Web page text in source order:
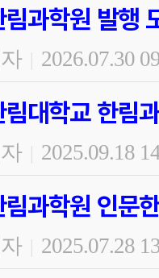
림과학원 발행
| 2026.07.30
림대학교 한림
| 2025.09.18
림과학원 인문
| 2025.07.28